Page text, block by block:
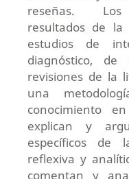
reseñas. Los
resultados de la
estudios de
diagnóstico, de
revisiones de la
una
conocimiento
explican y
específicos de
reflexiva y
comentan y